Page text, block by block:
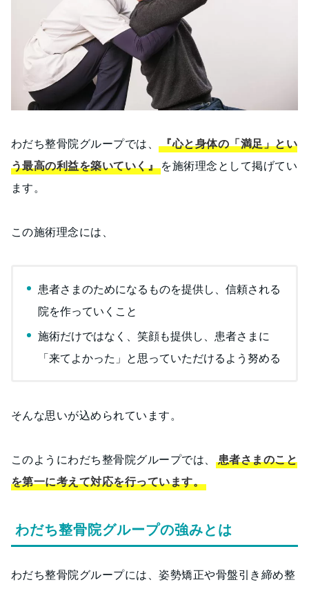
わだち整骨院グループでは、『心と身体の「満足」とい
う最高の利益を築いていく』 を施術理念として掲げてい
ます。
この施術理念には、
患者さまのためになるものを提供し、信頼される
院を作っていくこと
施術だけではなく、笑顔も提供し、患者さまに
「来てよかった」と思っていただけるよう努める
そんな思いが込められています。
このようにわだち整骨院グループでは、
患者さまのこと
を第一に考えて対応を行っています。
わだち整骨院グループの強みとは
わだち整骨院グループには、姿勢矯正や骨盤引き締め整